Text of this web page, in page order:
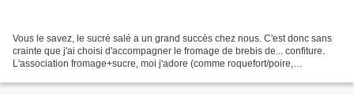
Vous le savez, le sucré salé a un grand succès chez nous. C'est donc sans
crainte que j'ai choisi d'accompagner le fromage de brebis de... confiture.
L'association fromage+sucre, moi j'adore (comme roquefort/poire,